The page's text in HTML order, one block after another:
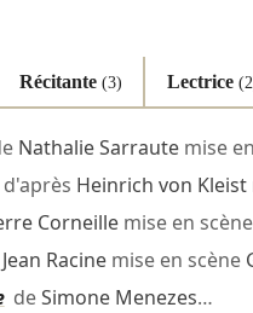
Récitante (3) Lectrice
Nathalie Sarrautemise
Heinrich von Kleist
Corneillemise en scène
Jean Racinemise en scène
deSimone Menezes…